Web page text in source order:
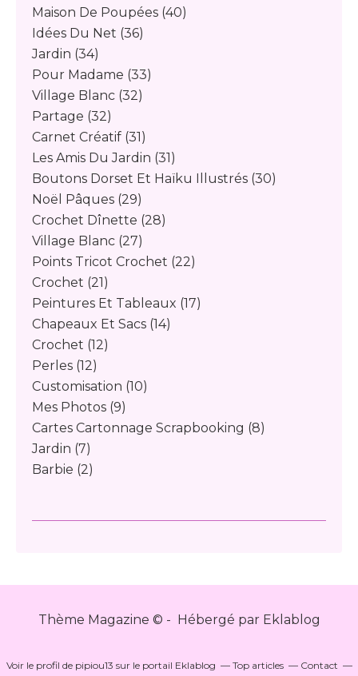
Maison De Poupées (40)
Idées Du Net (36)
Jardin (34)
Pour Madame (33)
Village Blanc (32)
Partage (32)
Carnet Créatif (31)
Les Amis Du Jardin (31)
Boutons Dorset Et Haïku Illustrés (30)
Noël Pâques (29)
Crochet Dînette (28)
Village Blanc (27)
Points Tricot Crochet (22)
Crochet (21)
Peintures Et Tableaux (17)
Chapeaux Et Sacs (14)
Crochet (12)
Perles (12)
Customisation (10)
Mes Photos (9)
Cartes Cartonnage Scrapbooking (8)
Jardin (7)
Barbie (2)
Thème Magazine © - Hébergé par Eklablog
Voir le profil de pipiou13 sur le portail Eklablog Top articles Contact